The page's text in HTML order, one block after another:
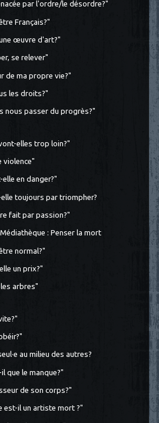
par l'ordre/le désordre?"
Français?"
œuvre d'art?"
se relever"
de ma propre vie?"
les droits?"
nous passer du progrès?"
elles trop loin?"
violence"
en danger?"
toujours par triompher?
fait par passion?"
: Penser la mort
normal?"
un prix?"
arbres"
au milieu des autres?
que le manque?"
de son corps?"
est-il un artiste mort ?"